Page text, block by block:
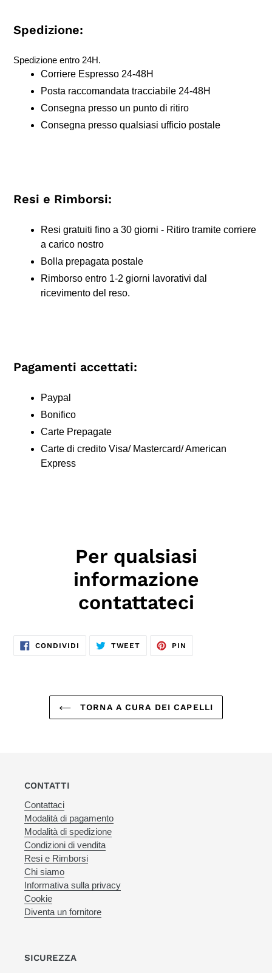
Spedizione:
Spedizione entro 24H.
Corriere Espresso 24-48H
Posta raccomandata tracciabile 24-48H
Consegna presso un punto di ritiro
Consegna presso qualsiasi ufficio postale
Resi e Rimborsi:
Resi gratuiti fino a 30 giorni - Ritiro tramite corriere
a carico nostro
Bolla prepagata postale
Rimborso entro 1-2 giorni lavorativi dal
ricevimento del reso.
Pagamenti accettati:
Paypal
Bonifico
Carte Prepagate
Carte di credito Visa/ Mastercard/ American
Express
Per qualsiasi
informazione
contattateci
CONDIVIDI CONDIVIDITWEET TWITTA PIN
TORNA A CURA DEI CAPELLI
CONTATTI
Contattaci
Modalità di pagamento
Modalità di spedizione
Condizioni di vendita
Resi e Rimborsi
Chi siamo
Informativa sulla privacy
Cookie
Diventa un fornitore
SICUREZZA